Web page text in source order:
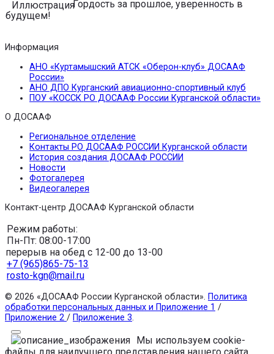
Гордость за прошлое, уверенность в
будущем!
Информация
АНО «Куртамышский АТСК «Оберон-клуб» ДОСААФ
России»
АНО ДПО Курганский авиационно-спортивный клуб
ПОУ «КОССК РО ДОСААФ России Курганской области»
О ДОСААФ
Региональное отделение
Контакты РО ДОСААФ РОССИИ Курганской области
История создания ДОСААФ РОССИИ
Новости
Фотогалерея
Видеогалерея
Контакт-центр ДОСААФ Курганской области
Режим работы:
Пн-Пт: 08:00-17:00
перерыв на обед с 12-00 до 13-00
+7 (965)865-75-13
rosto-kgn@mail.ru
© 2026 «ДОСААФ России Курганской области». Политика
обработки персональных данных и Приложение 1 /
Приложение 2 / Приложение 3.
Мы используем cookie-